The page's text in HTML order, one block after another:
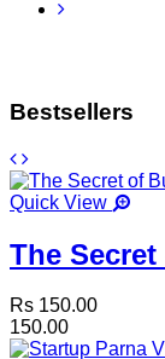
Bestsellers
Quick View
The
Rs 150.00
150.00